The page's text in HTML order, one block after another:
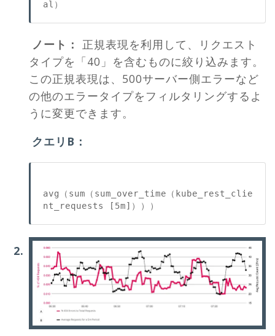
ノート：
正規表現を利用して、リクエスト
タイプを「40」を含むものに絞り込みます。
この正規表現は、500サーバー側エラーなど
の他のエラータイプをフィルタリングするよ
うに変更できます。
クエリB：
avg（sum（sum_over_time（kube_rest_clie
nt_requests [5m]）））